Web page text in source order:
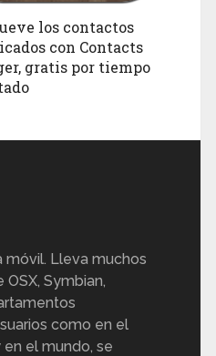
los contactos
con Contacts
gratis por tiempo
móvil. Lleva muchos
Symbian,
como en el
el mundo, se